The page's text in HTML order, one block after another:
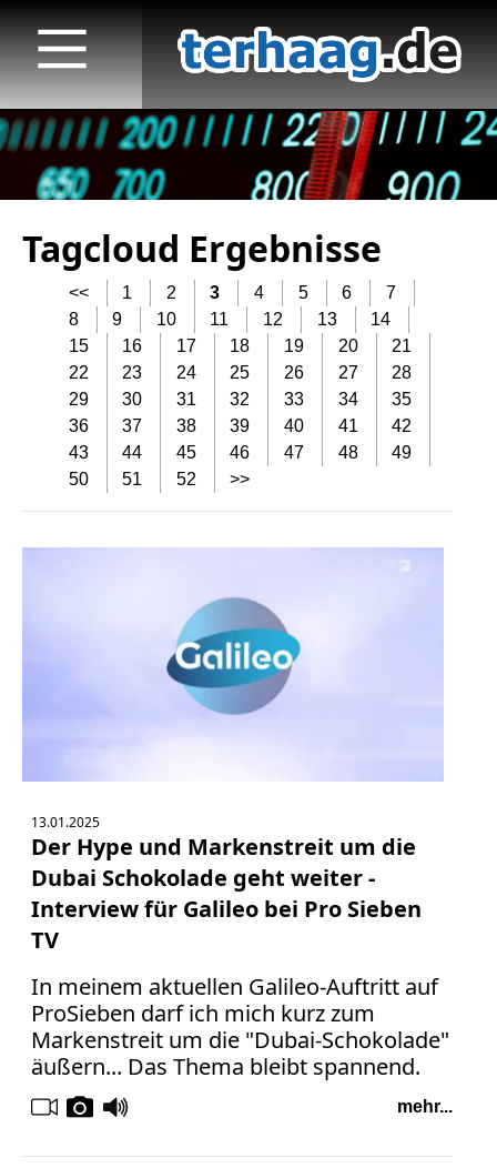
Tagcloud Ergebnisse
<< 1 2 3 4 5 6
7
8
9 10 11 12 13
14
15
16 17 18 19 20
21
22
23 24 25 26 27
28
29
30 31 32 33 34
35
36
37 38 39 40 41
42
43
44 45 46 47 48
49
50
51 52 >>
13.01.2025
Der Hype und Markenstreit um die
Dubai Schokolade geht weiter -
Interview für Galileo bei Pro Sieben
TV
In meinem aktuellen Galileo-Auftritt auf
ProSieben darf ich mich kurz zum
Markenstreit um die "Dubai-Schokolade"
äußern... Das Thema bleibt spannend.
mehr...
Startseite
Veröffentlichungen
TV
Radio
print & online
Bücher
Datenschutz
Aktuelle
Stunde
BGH
Beleidigung
Datenschutz
Facebook
Fotorecht
Google
Influencer